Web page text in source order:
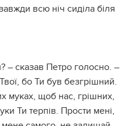
всю ніч сиділа біля
– сказав Петро голосно. –
бо Ти був безгрішний.
муках, щоб нас, грішних,
Ти терпів. Прости мені,